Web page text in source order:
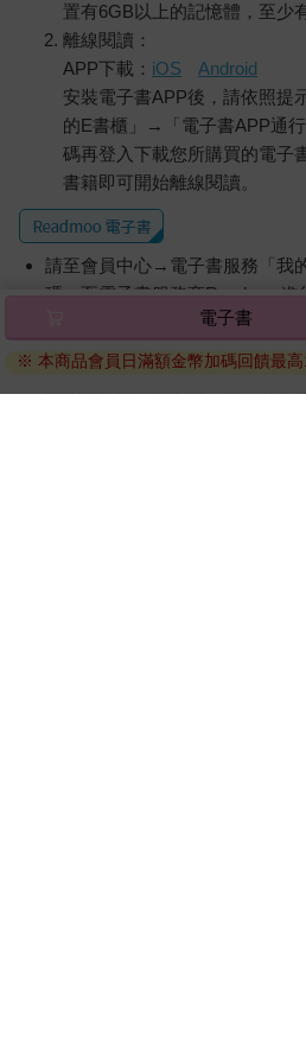
置有6GB以上的記憶體，至少
離線閱讀：
APP下載： iOS
Android
安裝電子書APP後，請依照
的E書櫃」→「電子書APP通行
碼再登入下載您所購買的電子
書籍即可開始離線閱讀。
請至會員中心→電子書服務「我
碼』至電子書服務商Readmoo進
因版權保護，您在金石堂所購買
的閱讀軟體開啟閱讀，無法以其
電子書
※ 本商品會員日滿額金幣加碼回饋最高